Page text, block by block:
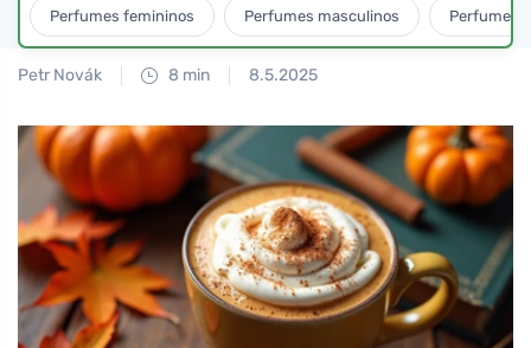
Perfumes femininos Perfumes masculinos Perfumes
Petr Novák 8 min 8.5.2025